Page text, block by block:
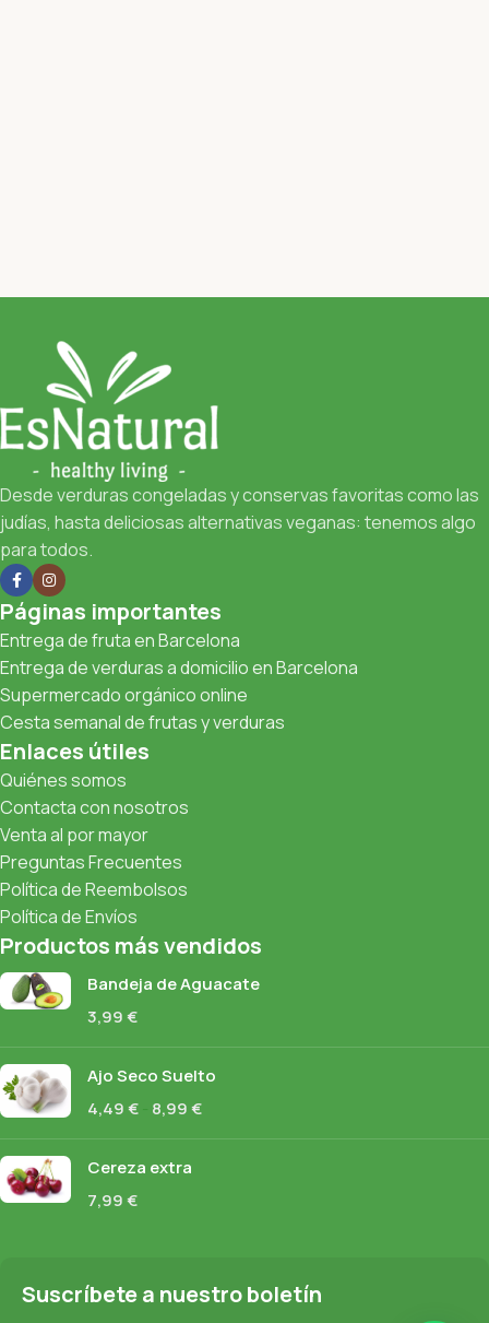
Desde verduras congeladas y conservas favoritas como las
judías, hasta deliciosas alternativas veganas: tenemos algo
para todos.
Páginas importantes
Entrega de fruta en Barcelona
Entrega de verduras a domicilio en Barcelona
Supermercado orgánico online
Cesta semanal de frutas y verduras
Enlaces útiles
Quiénes somos
Contacta con nosotros
Venta al por mayor
Preguntas Frecuentes
Política de Reembolsos
Política de Envíos
Productos más vendidos
Bandeja de Aguacate
3,99€
Ajo Seco Suelto
4,49€ 8,99€
Cereza extra
7,99€
Suscríbete a nuestro boletín